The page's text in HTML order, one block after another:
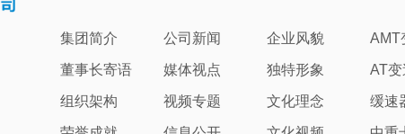
集团简介
董事长寄语
组织架构
公司新闻
媒体视点
视频专题
企业风貌
独特形象
文化理念
AMT
AT
缓速